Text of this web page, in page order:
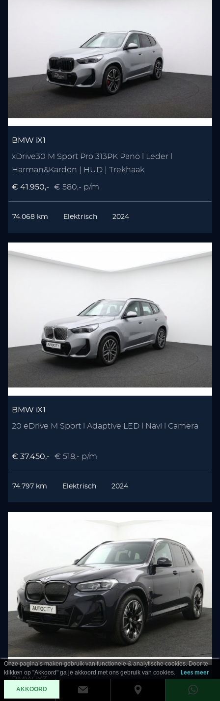
BMW iX1
xDrive30 M Sport Pro 313PK Pano l Leder l
Harman&Kardon | HUD | Trekhaak
€ 41.950,- € 580,- p/m
74.068 km Elektrisch 2024
BMW iX1
20 eDrive M Sport l Adaptive LED l Navi l Camera
€ 37.450,- € 518,- p/m
74.797 km Elektrisch 2024
BMW iX3
80KWH High Executive SOH 100%! Pano l HUD l
Onze pagina’s maken gebruik van functionele & analytische cookies. Door te
klikken op "Akkoord" ga je akkoord met ons gebruik van cookies.
Lees meer
AKKOORD